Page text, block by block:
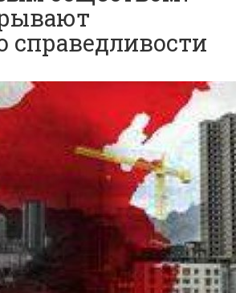
справедливости